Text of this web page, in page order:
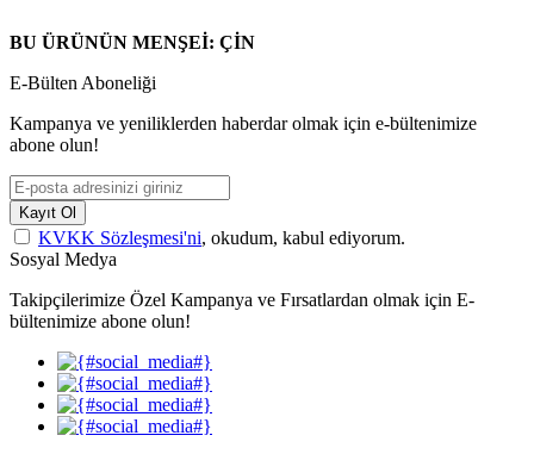
BU ÜRÜNÜN MENŞEİ: ÇİN
E-Bülten Aboneliği
Kampanya ve yeniliklerden haberdar olmak için e-bültenimize
abone olun!
Kayıt Ol
KVKK Sözleşmesi'ni, okudum, kabul ediyorum.
Sosyal Medya
Takipçilerimize Özel Kampanya ve Fırsatlardan olmak için E-
bültenimize abone olun!